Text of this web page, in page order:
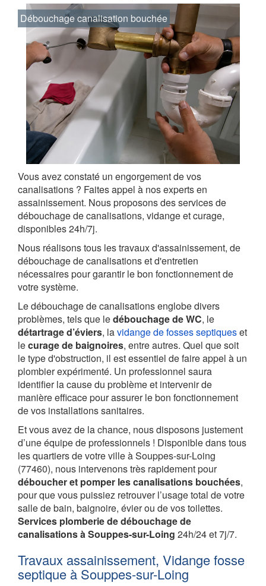
Débouchage canalisation bouchée
Vous avez constaté un engorgement de vos
canalisations ? Faites appel à nos experts en
assainissement. Nous proposons des services de
débouchage de canalisations, vidange et curage,
disponibles 24h/7j.
Nous réalisons tous les travaux d'assainissement, de
débouchage de canalisations et d'entretien
nécessaires pour garantir le bon fonctionnement de
votre système.
Le débouchage de canalisations englobe divers
problèmes, tels que ledébouchage de WC, le
détartrage d’éviers, lavidange de fosses septiqueset
lecurage de baignoires, entre autres. Quel que soit
le type d'obstruction, il est essentiel de faire appel à un
plombier expérimenté. Un professionnel saura
identifier la cause du problème et intervenir de
manière efficace pour assurer le bon fonctionnement
de vos installations sanitaires.
Et vous avez de la chance, nous disposons justement
d’une équipe de professionnels ! Disponible dans tous
les quartiers de votre ville à Souppes-sur-Loing
(77460), nous intervenons très rapidement pour
déboucher et pomper les canalisations bouchées,
pour que vous puissiez retrouver l’usage total de votre
salle de bain, baignoire, évier ou de vos toilettes.
Services plomberie de débouchage de
canalisations à Souppes-sur-Loing 24h/24 et 7j/7.
Travaux assainissement, Vidange fosse
septique à Souppes-sur-Loing